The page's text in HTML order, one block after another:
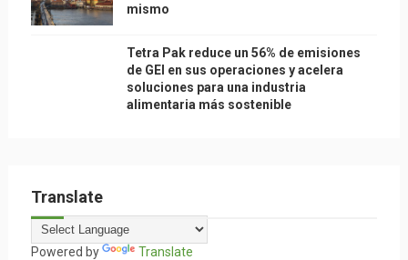
mismo
Tetra Pak reduce un 56% de emisiones
de GEI en sus operaciones y acelera
soluciones para una industria
alimentaria más sostenible
Translate
Powered by Translate